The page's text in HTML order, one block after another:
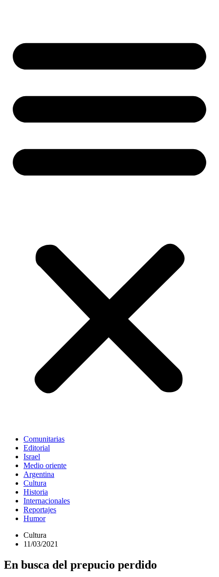
Comunitarias
Editorial
Israel
Medio oriente
Argentina
Cultura
Historia
Internacionales
Reportajes
Humor
Cultura
11/03/2021
En busca del prepucio perdido